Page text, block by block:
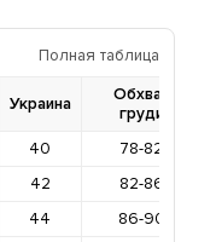
Полная таблица
Украина
Обхват
груди
40
78-82
42
82-86
44
86-90